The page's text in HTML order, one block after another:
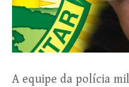
A equipe da polícia